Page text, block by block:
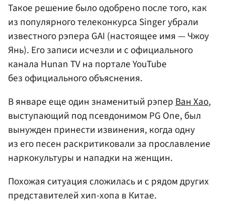
Такое решение было одобрено после того, как
из популярного телеконкурса Singer убрали
известного рэпера GAI (настоящее имя — Чжоу
Янь). Его записи исчезли и с официального
канала Hunan TV на портале YouTube
без официального объяснения.
В январе еще один знаменитый рэперВан Хао,
выступающий под псевдонимом PG One, был
вынужден принести извинения, когда одну
из его песен раскритиковали за прославление
наркокультуры и нападки на женщин.
Похожая ситуация сложилась и с рядом других
представителей хип-хопа в Китае.